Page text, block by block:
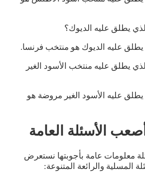
يطلق عليه الديوك؟
يطلق عليه الديوك هو منتخب فرنسا.
يطلق عليه منتخب الأسود الغير
يطلق عليه الأسود الغير مروضة هو
الأسئلة العامة
معلومات عامة بأجوبتها نستعرض
المسلية والرائعة المتنوعة: